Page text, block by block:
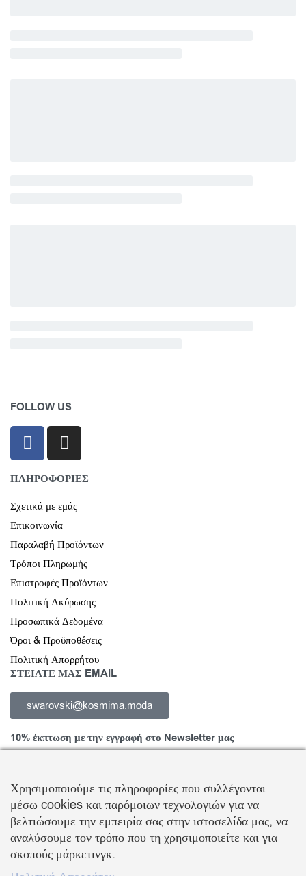
FOLLOW US
ΠΛΗΡΟΦΟΡΙΕΣ
Σχετικά με εμάς
Επικοινωνία
Παραλαβή Προϊόντων
Τρόποι Πληρωμής
Επιστροφές Προϊόντων
Πολιτική Ακύρωσης
Προσωπικά Δεδομένα
Όροι & Προϋποθέσεις
Πολιτική Απορρήτου
ΣΤΕΙΛΤΕ ΜΑΣ EMAIL
swarovski@kosmima.moda
10% έκπτωση με την εγγραφή στο Newsletter μας
Εγγραφείτε στο Newsletter και ενημερωθείτε για νέα προϊόντα,
τάσεις και προσφορές, καθώς και για να λάβετεκουπόνι έκπτωσης
10%με την πρώτη σας αγορά!
ΒΑΛΛΗΣ Χ.-ΑΒΑΓΙΑΝΟΣ Ε. ΕΜΠΟΡΙΚΗ ΕΤΑΙΡΕΙΑ Ο.Ε.
Χρησιμοποιούμε τις πληροφορίες που συλλέγονται
μέσω cookies και παρόμοιων τεχνολογιών για να
βελτιώσουμε την εμπειρία σας στην ιστοσελίδα μας, να
αναλύσουμε τον τρόπο που τη χρησιμοποιείτε και για
σκοπούς μάρκετινγκ.